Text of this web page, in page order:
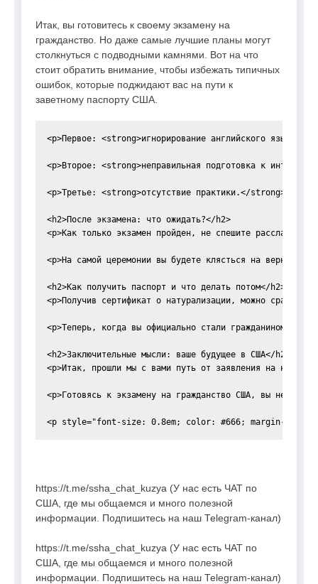
Итак, вы готовитесь к своему экзамену на
гражданство. Но даже самые лучшие планы могут
столкнуться с подводными камнями. Вот на что
стоит обратить внимание, чтобы избежать типичных
ошибок, которые поджидают вас на пути к
заветному паспорту США.
<p>Первое: <strong>игнорирование английского
<p>Второе: <strong>неправильная подготовка к
<p>Третье: <strong>отсутствие практики.</strong> Если
<h2>После экзамена: что ожидать?</h2>
<p>Как только экзамен пройден, не спешите
<p>На самой церемонии вы будете клясться на верность
<h2>Как получить паспорт и что делать потом</h2>
<p>Получив сертификат о натурализации, можно сразу
<p>Теперь, когда вы официально стали гражданином
<h2>Заключительные мысли: ваше будущее в США</h2>
<p>Итак, прошли мы с вами путь от заявления на
<p>Готовясь к экзамену на гражданство США, вы не
https://t.me/ssha_chat_kuzya (У нас есть ЧАТ по
США, где мы общаемся и много полезной
информации. Подпишитесь на наш Telegram-канал)
https://t.me/ssha_chat_kuzya (У нас есть ЧАТ по
США, где мы общаемся и много полезной
информации. Подпишитесь на наш Telegram-канал)